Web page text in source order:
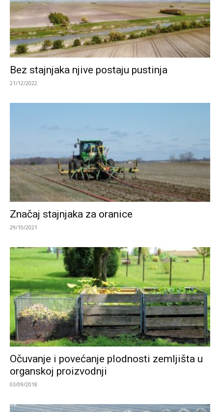
Bez stajnjaka njive postaju pustinja
21/12/2022
Značaj stajnjaka za oranice
29/10/2021
Očuvanje i povećanje plodnosti zemljišta u
organskoj proizvodnji
03/09/2018